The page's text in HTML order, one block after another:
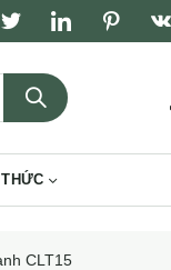
CLT15